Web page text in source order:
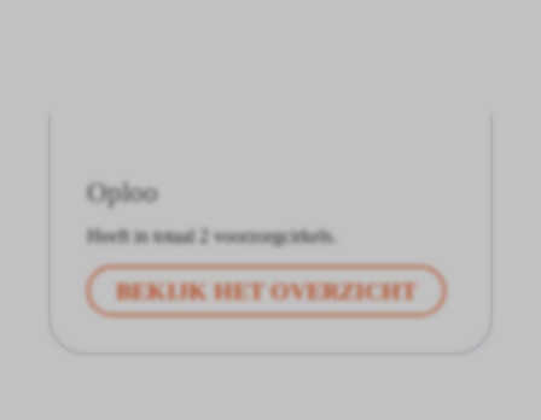
Oploo
Heeft in totaal 2 voorzorgcirkels.
BEKIJK HET OVERZICHT